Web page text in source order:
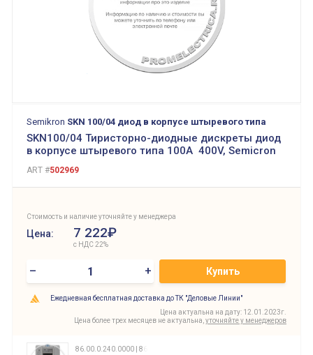
Semikron SKN 100/04 диод в корпусе штыревого типа
SKN100/04 Тиристорно-диодные дискреты диод
в корпусе штыревого типа 100A 400V, Semicron
ART #502969
Стоимость и наличие уточняйте у менеджера
Цена: 7 222₽
с НДС 22%
– + Купить
Ежедневная бесплатная доставка до ТК "Деловые Линии"
Цена актуальна на дату: 12.01.2023г.
Цена более трех месяцев не актуальна, уточняйте у менеджеров
86.00.0.240.0000 | 860002400000